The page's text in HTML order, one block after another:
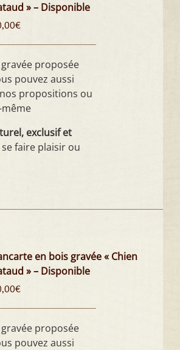
» – Disponible
€
proposée
pouvez aussi
propositions ou
exclusif et
faire plaisir ou
en bois gravée « Chien
» – Disponible
€
proposée
pouvez aussi